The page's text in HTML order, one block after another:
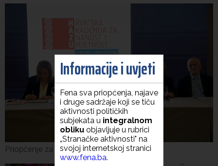
Priopćenje za javnost HNS-a BiH
Informacije i uvjeti
Fena sva priopćenja, najave
i druge sadržaje koji se tiču
aktivnosti političkih
subjekata u integralnom
obliku objavljuje u rubrici
„Stranačke aktivnosti" na
svojoj internetskoj stranici
www.fena.ba.